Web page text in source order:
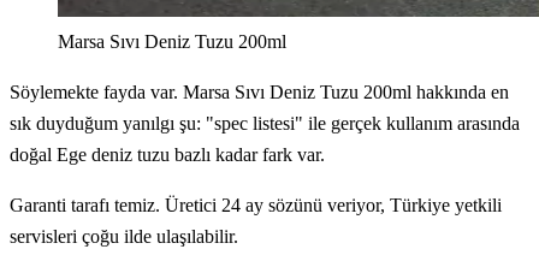
Marsa Sıvı Deniz Tuzu 200ml
Söylemekte fayda var. Marsa Sıvı Deniz Tuzu 200ml hakkında en
sık duyduğum yanılgı şu: "spec listesi" ile gerçek kullanım arasında
doğal Ege deniz tuzu bazlı kadar fark var.
Garanti tarafı temiz. Üretici 24 ay sözünü veriyor, Türkiye yetkili
servisleri çoğu ilde ulaşılabilir.